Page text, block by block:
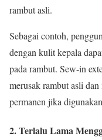
rambut asli.
Sebagai contoh,
dengan kulit kepala
pada rambut. Sew-in
merusak rambut asli
permanen jika
2. Terlalu Lama